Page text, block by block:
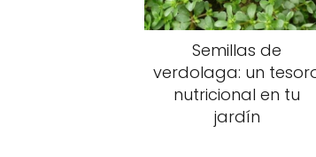
Semillas de
verdolaga: un
nutricional en tu
jardín